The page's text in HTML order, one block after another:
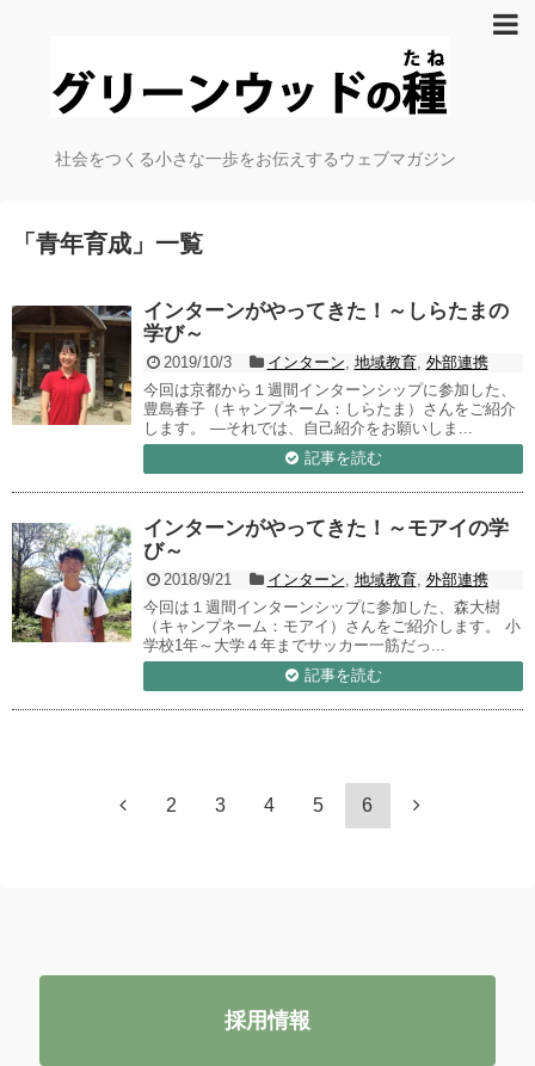
社会をつくる小さな一歩をお伝えするウェブマガジン
「 青年育成 」 一覧
インターンがやってきた！～しらたまの
学び～
2019/10/3 インターン 地域教育, 外部連携
今回は京都から１週間インターンシップに参加した、
豊島春子（キャンプネーム：しらたま）さんをご紹介
します。 ―それでは、自己紹介をお願いしま...
記事を読む
インターンがやってきた！～モアイの学
び～
2018/9/21 インターン 地域教育, 外部連携
今回は１週間インターンシップに参加した、森大樹
（キャンプネーム：モアイ）さんをご紹介します。 小
学校1年～大学４年までサッカー一筋だっ...
記事を読む
2 3 4 5 6
採用情報